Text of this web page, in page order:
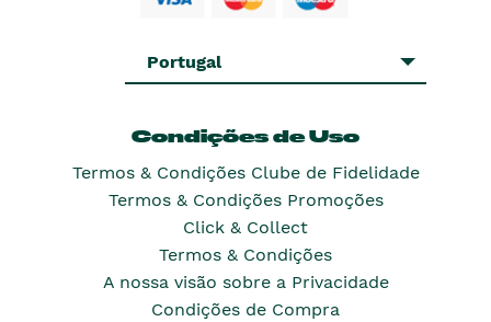
Portugal
Condições de Uso
Termos & Condições Clube de Fidelidade
Termos & Condições Promoções
Click & Collect
Termos & Condições
A nossa visão sobre a Privacidade
Condições de Compra